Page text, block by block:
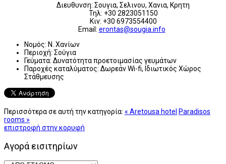
Διευθυνση: Σουγια, Σελινου, Χανια, Κρητη
Τηλ: +30 2823051150
Κιν: +30 6973554400
Email: erontas@sougia.info
Νομός: Ν. Χανίων
Περιοχή: Σούγια
Γεύματα: Δυνατότητα προετοιμασίας γευμάτων
Παροχές καταλύματος: Δωρεάν Wi-fi, Ιδιωτικός Χώρος
Στάθμευσης
Περισσότερα σε αυτή την κατηγορία: « Aretousa hotel Paradisos
rooms »
επιστροφή στην κορυφή
Αγορά εισιτηρίων